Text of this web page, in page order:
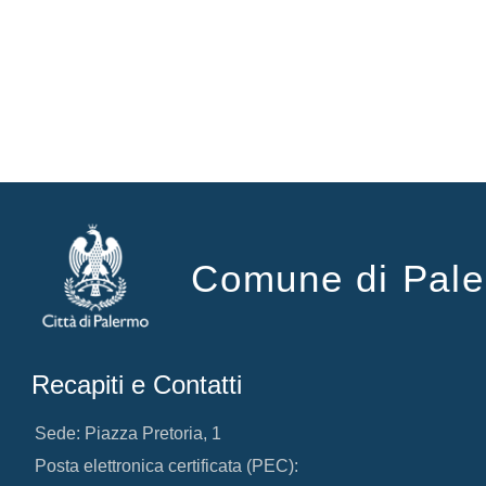
Comune di
Recapiti e Contatti
Sede: Piazza Pretoria, 1
Posta elettronica certificata (PEC):